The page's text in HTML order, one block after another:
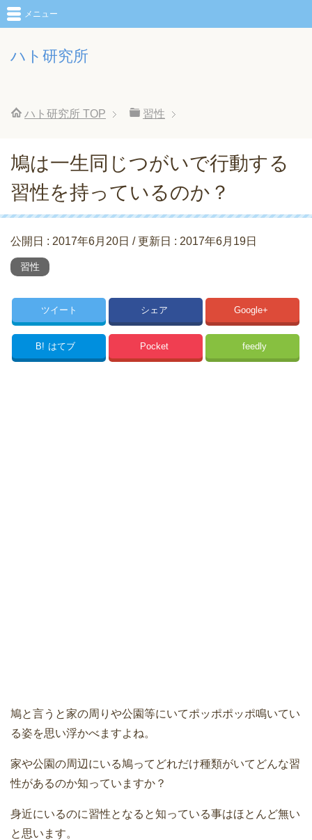
ハト研究所
メニュー
ハト研究所 TOP 習性
鳩は一生同じつがいで行動する
習性を持っているのか？
公開日 : 2017年6月20日 / 更新日 : 2017年6月19日
習性
ツイート シェア Google+
B! はてブ Pocket feedly
鳩と言うと家の周りや公園等にいてポッポポッポ鳴いてい
る姿を思い浮かべますよね。
家や公園の周辺にいる鳩ってどれだけ種類がいてどんな習
性があるのか知っていますか？
身近にいるのに習性となると知っている事はほとんど無い
と思います。